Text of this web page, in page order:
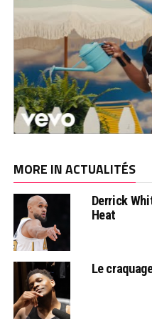
MORE IN ACTUALITÉS
Derrick
Heat
Le